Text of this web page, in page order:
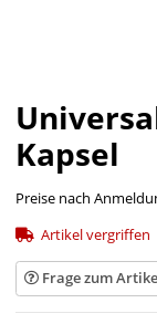
Kapsel
Preise nach
Artikel vergriffen
Frage zum